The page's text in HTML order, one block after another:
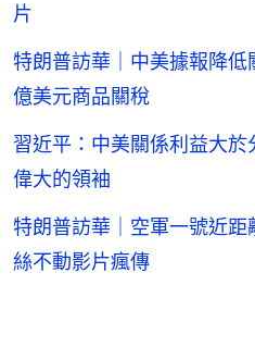
片
特朗普訪華｜中美據報降
億美元商品關稅
習近平：中美關係利益大
偉大的領袖
特朗普訪華｜空軍一號近
絲不動影片瘋傳